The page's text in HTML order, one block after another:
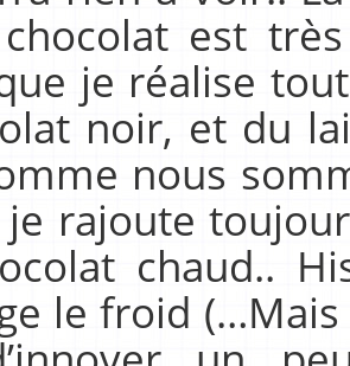
est
je réalise
noir, et du
nous
je rajoute
chaud..
le froid